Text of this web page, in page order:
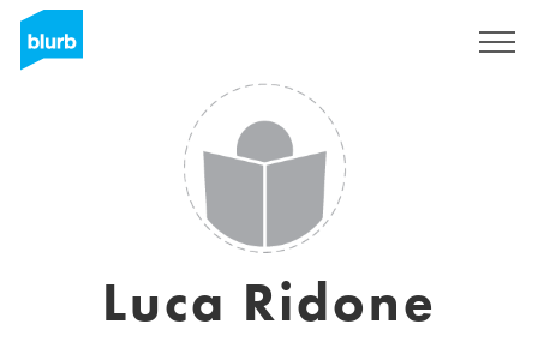
Luca Ridone